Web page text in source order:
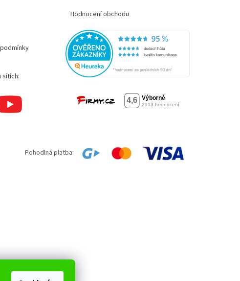
sítích:
Hodnocení obchodu
Pohodlná platba: